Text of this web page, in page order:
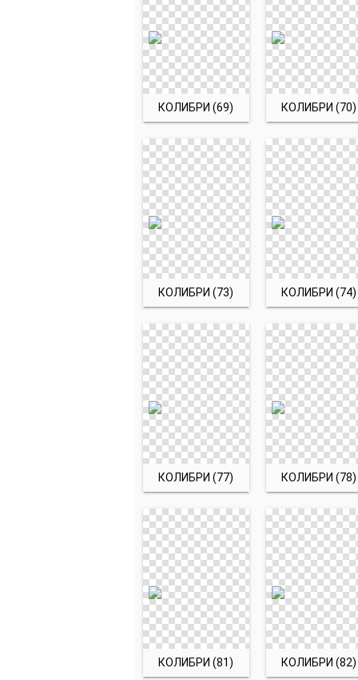
КОЛИБРИ (69) КОЛИБРИ (70)
КОЛИБРИ (73) КОЛИБРИ (74)
КОЛИБРИ (77) КОЛИБРИ (78)
КОЛИБРИ (81) КОЛИБРИ (82)